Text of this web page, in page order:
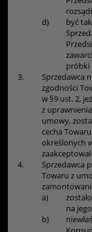
d)
być
próbki
3.
Sprzedawca
zgodności
w §9 ust. 2,
z
umowy,
cecha
określonych
4.
Sprzedawca
Towaru z
a)
na
b)